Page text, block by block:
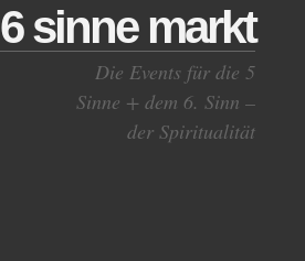
6 sinne markt
Die Events für die 5
Sinne + dem 6. Sinn –
der Spiritualität